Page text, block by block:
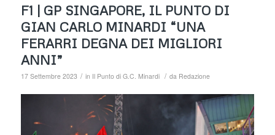
F1 | GP SINGAPORE, IL PUNTO DI
GIAN CARLO MINARDI “UNA
FERARRI DEGNA DEI MIGLIORI
ANNI”
17 Settembre 2023 / in Il Punto di G.C. Minardi / da Redazione